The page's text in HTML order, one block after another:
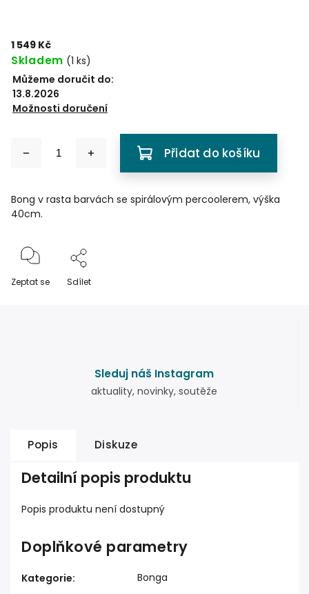
1 549 Kč
Skladem (1 ks)
Můžeme doručit do:
13.8.2026
Možnosti doručení
Přidat do košíku
Bong v rasta barvách se spirálovým percoolerem, výška
40cm.
Zeptat se Sdílet
Sleduj náš Instagram
aktuality, novinky, soutěže
Popis Diskuze
Detailní popis produktu
Popis produktu není dostupný
Doplňkové parametry
Kategorie:
Bonga